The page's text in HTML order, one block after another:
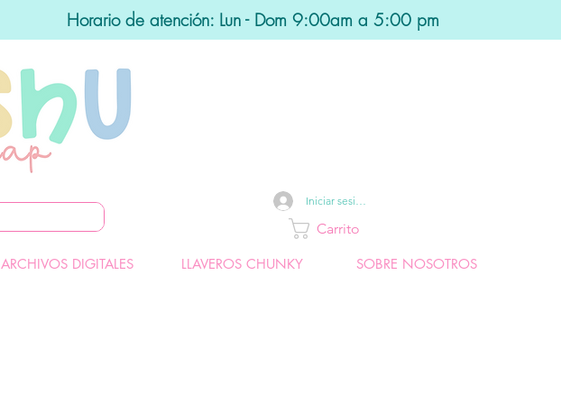
Horario de atención: Lun - Dom 9:00am a 5:00 pm
Iniciar sesión
Carrito
ARCHIVOS DIGITALES LLAVEROS CHUNKY SOBRE NOSOTROS